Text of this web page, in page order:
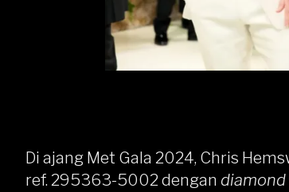
Di ajang Met Gala 2024, Chris
ref. 295363-5002 dengan diamond